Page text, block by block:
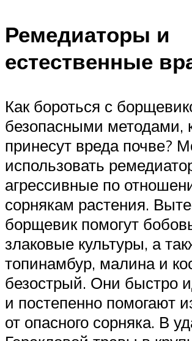
Ремедиаторы и
естественные
Как бороться с
безопасными методами,
принесут вреда почве?
использовать
агрессивные по
сорнякам растения.
борщевик помогут
злаковые культуры, а
топинамбур, малина и
безострый. Они быстро
и постепенно помогают
от опасного сорняка. В